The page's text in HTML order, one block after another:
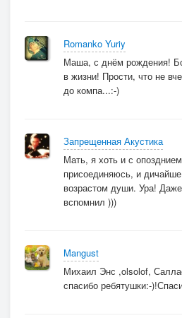
Romanko Yuriy
Маша, с днём рождения!
в жизни! Прости, что не
до компа...:-)
Запрещенная Акустика
Мать, я хоть и с
присоединяюсь, и
возрастом души. Ура!
вспомнил )))
Mangust
Михаил Энс ,olsolof,
спасибо ребятушки:-